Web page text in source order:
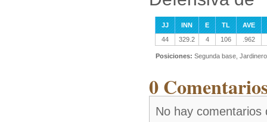
JJ INN E TL
AVE
44
329.2 4 106 .962
Posiciones: Segunda base,
0
No hay comentarios